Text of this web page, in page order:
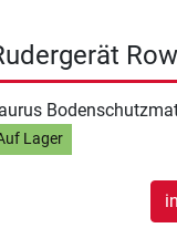
Lager